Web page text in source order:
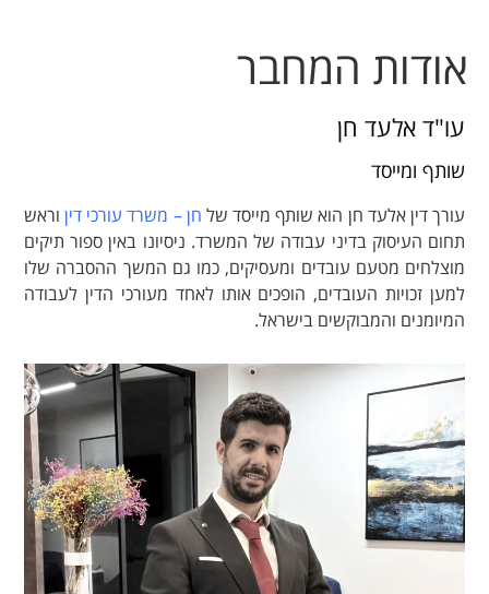
המחבר
עו"ד אלעד חן
שותף ומייסד
עורך דין אלעד חן הוא שותף מייסד שלחן – משרד עורכי דיןוראש
תחום העיסוק בדיני עבודה של המשרד. ניסיונו באין ספור תיקים
מוצלחים מטעם עובדים ומעסיקים, כמו גם המשך ההסברה שלו
למען זכויות העובדים, הופכים אותו לאחד מעורכי הדין לעבודה
המיומנים והמבוקשים בישראל.